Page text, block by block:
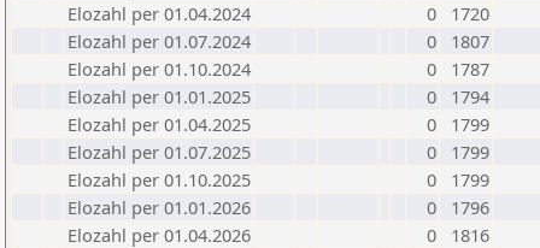
Elozahl per 01.04.2024
0
1720
Elozahl per 01.07.2024
0
1807
Elozahl per 01.10.2024
0
1787
Elozahl per 01.01.2025
0
1794
Elozahl per 01.04.2025
0
1799
Elozahl per 01.07.2025
0
1799
Elozahl per 01.10.2025
0
1799
Elozahl per 01.01.2026
0
1796
Elozahl per 01.04.2026
0
1816